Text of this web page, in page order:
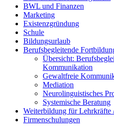
BWL und Finanzen
Marketing
Existenzgründung
Schule
Bildungsurlaub
Berufsbegleitende
Übersicht:
Kommunikation
Gewaltfreie
Mediation
Neurolinguistisches
Systemische Beratung
Weiterbildung für Lehrkräfte
Firmenschulungen